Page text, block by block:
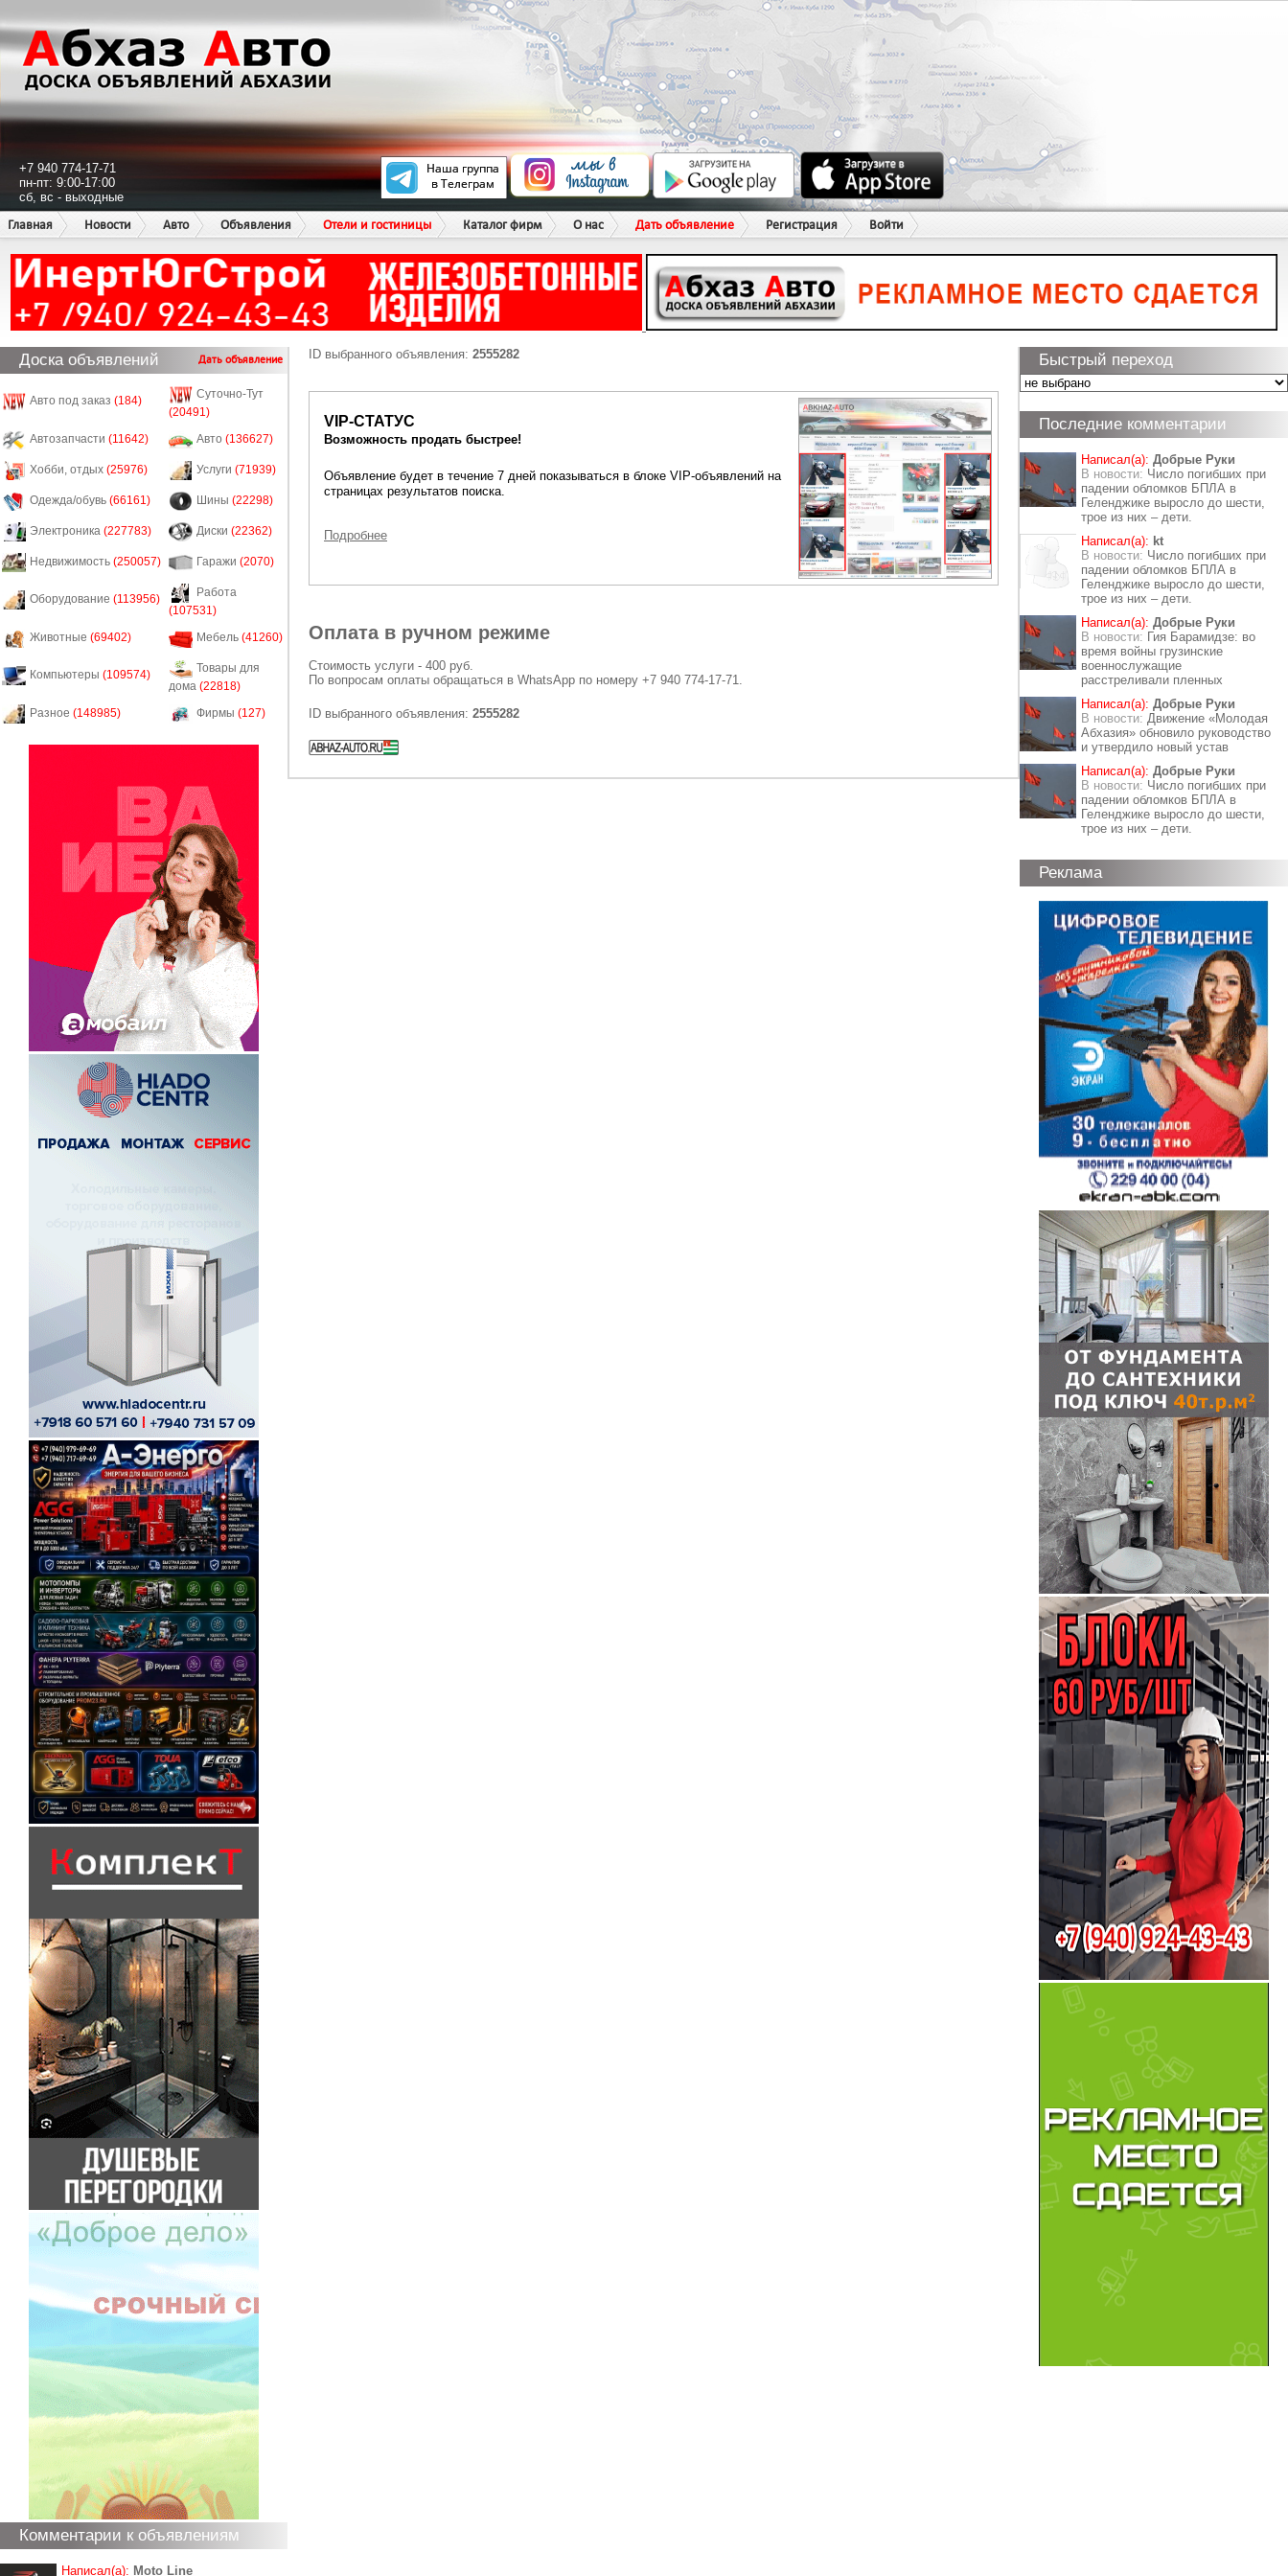
+7 940 774-17-71
пн-пт: 9:00-17:00
сб, вс - выходные
Главная
Новости Авто Объявления Отели и гостиницы Каталог фирм О нас Дать объявление Регистрация Войти
Доска объявлений Дать объявление
Авто под заказ (184)
Суточно-Тут
(20491)
Автозапчасти (11642) Авто (136627)
Хобби, отдых (25976) Услуги (71939)
Одежда/обувь (66161) Шины (22298)
Электроника (227783) Диски (22362)
Недвижимость (250057) Гаражи (2070)
Оборудование (113956)
Работа
(107531)
Животные (69402) Мебель (41260)
Компьютеры (109574)
Товары для
дома (22818)
Разное (148985) Фирмы (127)
Комментарии к объявлениям
Написал(а): Moto Line
ID выбранного объявления: 2555282
VIP-СТАТУС
Возможность продать быстрее!
Объявление будет в течение 7 дней показываться в блоке VIP-объявлений на
страницах результатов поиска.
Подробнее
Оплата в ручном режиме
Стоимость услуги - 400 руб.
По вопросам оплаты обращаться в WhatsApp по номеру +7 940 774-17-71.
ID выбранного объявления: 2555282
Быстрый переход
Последние комментарии
Написал(а): Добрые Руки
В новости: Число погибших при
падении обломков БПЛА в
Геленджике выросло до шести,
трое из них – дети.
Написал(а): kt
В новости: Число погибших при
падении обломков БПЛА в
Геленджике выросло до шести,
трое из них – дети.
Написал(а): Добрые Руки
В новости: Гия Барамидзе: во
время войны грузинские
военнослужащие
расстреливали пленных
Написал(а): Добрые Руки
В новости: Движение «Молодая
Абхазия» обновило руководство
и утвердило новый устав
Написал(а): Добрые Руки
В новости: Число погибших при
падении обломков БПЛА в
Геленджике выросло до шести,
трое из них – дети.
Реклама